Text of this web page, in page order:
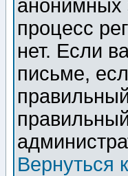
анонимных
процесс
нет. Если
письме,
Вернуться